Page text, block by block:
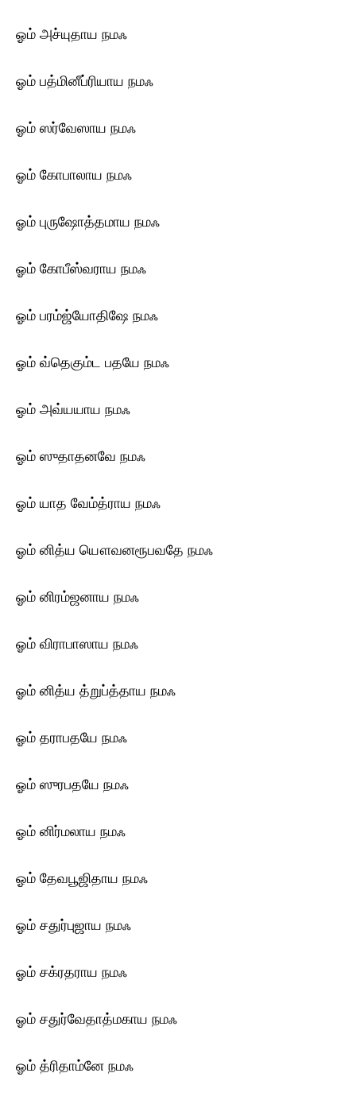
ஓம் அச்யுதாய ந‌மஃ
ஓம் பத்மினீப்ரியாய ந‌மஃ
ஓம் ஸர்வேஸாய ந‌மஃ
ஓம் கோபாலாய ந‌மஃ
ஓம் புருஷோத்தமாய ந‌மஃ
ஓம் கோபீஸ்வராய ந‌மஃ
ஓம் பரம்ஜ்யோதிஷே ந‌மஃ
ஓம் வ்தெகும்ட பதயே ந‌மஃ
ஓம் அவ்யயாய ந‌மஃ
ஓம் ஸுதாதனவே ந‌மஃ
ஓம் யாத வேம்த்ராய ந‌மஃ
ஓம் னித்ய யௌவனரூபவதே ந‌மஃ
ஓம் னிரம்ஜனாய ந‌மஃ
ஓம் விராபாஸாய ந‌மஃ
ஓம் னித்ய த்றுப்த்தாய ந‌மஃ
ஓம் தராபதயே ந‌மஃ
ஓம் ஸுரபதயே ந‌மஃ
ஓம் னிர்மலாய ந‌மஃ
ஓம் தேவபூஜிதாய ந‌மஃ
ஓம் சதுர்புஜாய ந‌மஃ
ஓம் சக்ரதராய ந‌மஃ
ஓம் சதுர்வேதாத்மகாய ந‌மஃ
ஓம் த்ரிதாம்னே ந‌மஃ